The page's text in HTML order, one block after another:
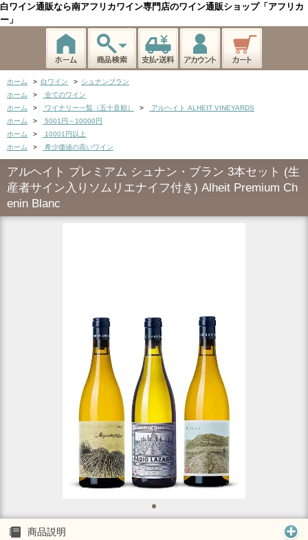
白ワイン通販なら南アフリカワイン専門店のワイン通販ショップ「アフリカ
ー」
ホーム > 白ワイン > シュナンブラン
ホーム
>
全てのワイン
ホーム
> ワイナリー一覧（五十音順） >
アルヘイト ALHEIT VINEYARDS
ホーム
>
5001円～10000円
ホーム
>
10001円以上
ホーム
> 希少価値の高いワイン
アルヘイト プレミアム シュナン・ブラン 3本セット (生
産者サイン入りソムリエナイフ付き) Alheit Premium Ch
enin Blanc
商品説明